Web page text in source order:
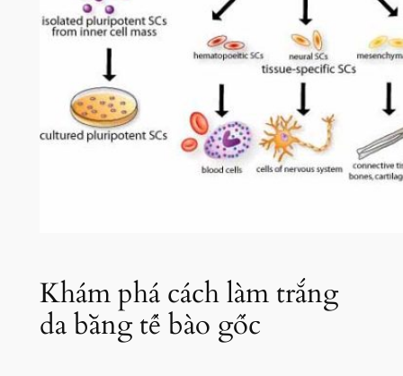
Khám phá cách làm trắng
da bằng tế bào gốc